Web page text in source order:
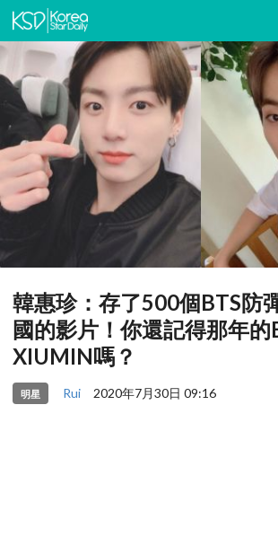
韓惠珍：存了500個BTS防
國的影片！你還記得那年的
XIUMIN嗎？
明星 Rui 2020年7月30日 09:16